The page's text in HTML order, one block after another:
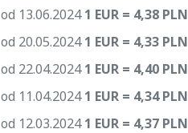
od 13.06.20241 EUR = 4,38 PLN
od 20.05.20241 EUR = 4,33 PLN
od 22.04.20241 EUR = 4,40 PLN
od 11.04.20241 EUR = 4,34 PLN
od 12.03.20241 EUR = 4,37 PLN